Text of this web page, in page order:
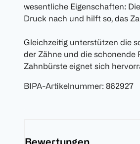
wesentliche Eigenschaften:
Druck nach und hilft so, das
Gleichzeitig unterstützen die
der Zähne und die schonende
Zahnbürste eignet sich
BIPA-Artikelnummer: 862927